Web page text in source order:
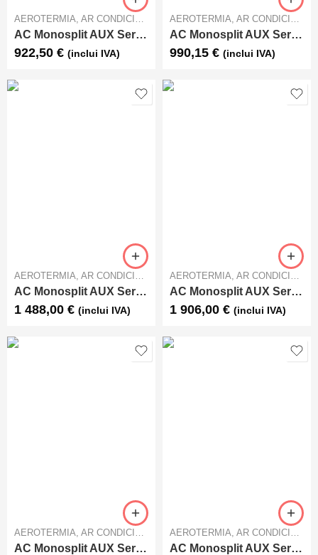
AEROTERMIA, AR CONDICIONADO
AC Monosplit AUX Serie C AUX-09CA
922,50 € (inclui IVA)
AEROTERMIA, AR CONDICIONADO
AC Monosplit AUX Serie C AUX-12CA
990,15 € (inclui IVA)
AEROTERMIA, AR CONDICIONADO
AC Monosplit AUX Serie C AUX-18CA
1 488,00 € (inclui IVA)
AEROTERMIA, AR CONDICIONADO
AC Monosplit AUX Serie C AUX-24CA
1 906,00 € (inclui IVA)
AEROTERMIA, AR CONDICIONADO
AC Monosplit AUX Serie F AUX-09FA
AEROTERMIA, AR CONDICIONADO
AC Monosplit AUX Serie F AUX-12FA